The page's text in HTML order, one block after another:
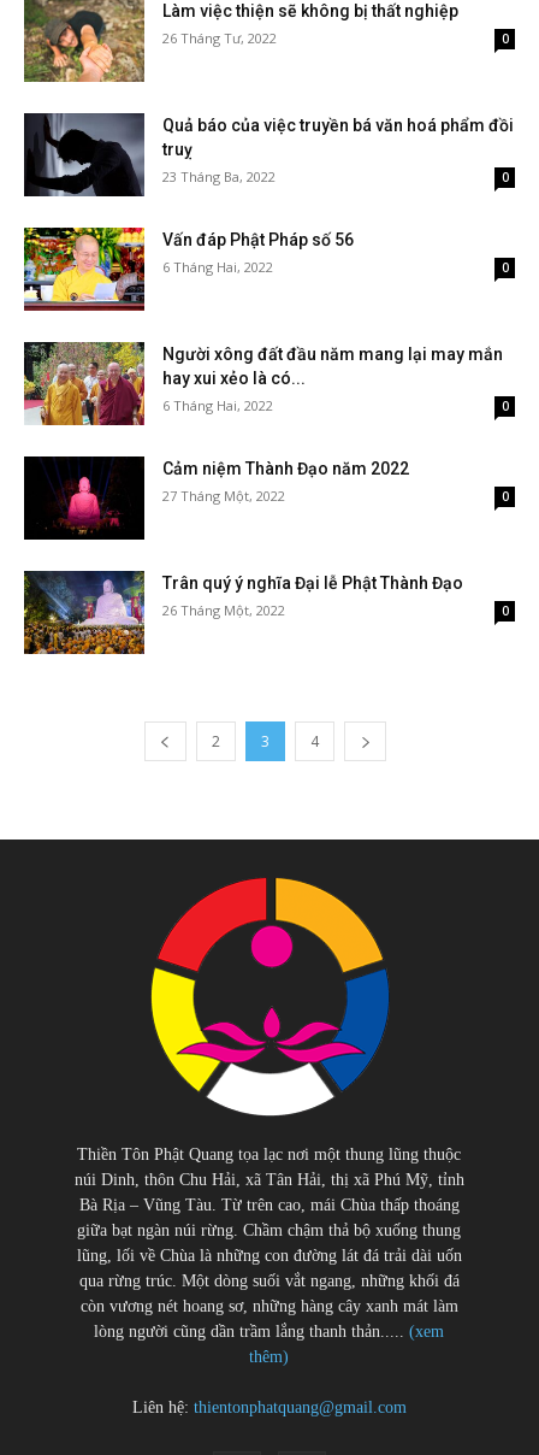
Làm việc thiện sẽ không bị thất nghiệp
26 Tháng Tư, 2022 0
Quả báo của việc truyền bá văn hoá phẩm đồi
truỵ
23 Tháng Ba, 2022 0
Vấn đáp Phật Pháp số 56
6 Tháng Hai, 2022 0
Người xông đất đầu năm mang lại may mắn
hay xui xẻo là có...
6 Tháng Hai, 2022 0
Cảm niệm Thành Đạo năm 2022
27 Tháng Một, 2022 0
Trân quý ý nghĩa Đại lễ Phật Thành Đạo
26 Tháng Một, 2022 0
2 3 4
Thiền Tôn Phật Quang tọa lạc nơi một thung lũng thuộc
núi Dinh, thôn Chu Hải, xã Tân Hải, thị xã Phú Mỹ, tỉnh
Bà Rịa – Vũng Tàu. Từ trên cao, mái Chùa thấp thoáng
giữa bạt ngàn núi rừng. Chầm chậm thả bộ xuống thung
lũng, lối về Chùa là những con đường lát đá trải dài uốn
qua rừng trúc. Một dòng suối vắt ngang, những khối đá
còn vương nét hoang sơ, những hàng cây xanh mát làm
lòng người cũng dần trầm lắng thanh thản.....(xem
thêm)
Liên hệ: thientonphatquang@gmail.com